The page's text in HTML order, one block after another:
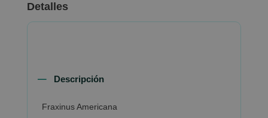
Detalles
Descripción
Fraxinus Americana